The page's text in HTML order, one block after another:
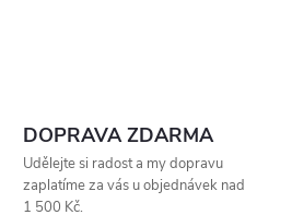
DOPRAVA ZDARMA
Udělejte si radost a my dopravu
zaplatíme za vás u objednávek nad
1 500 Kč.